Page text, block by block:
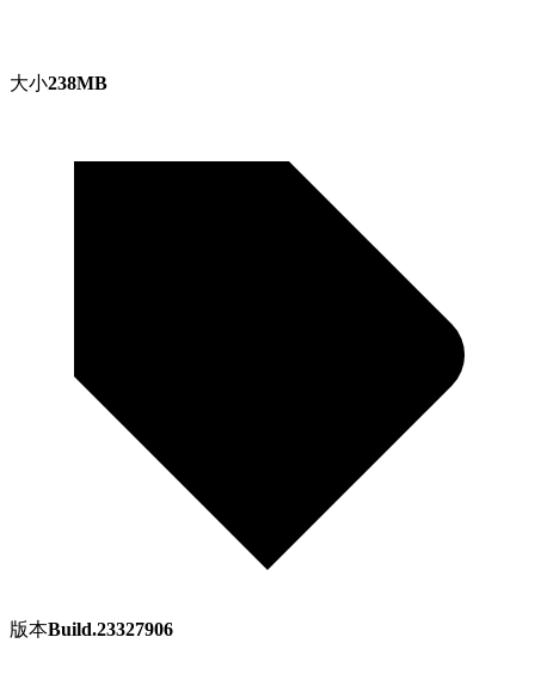
大小238MB
版本Build.23327906